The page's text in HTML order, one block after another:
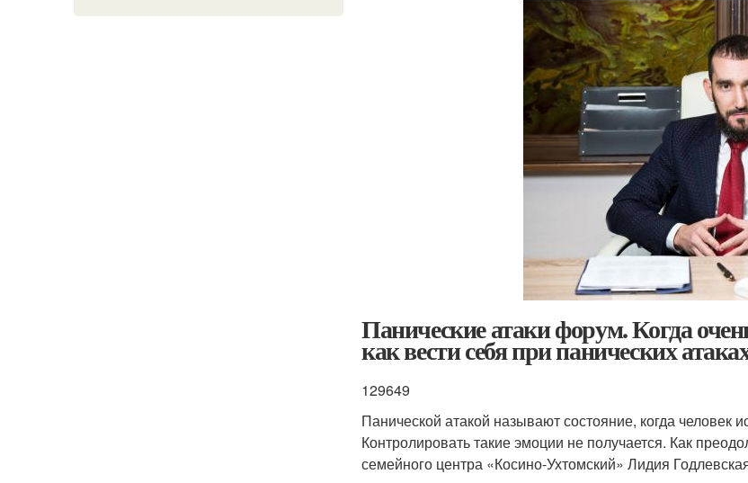
Панические атаки форум. Когда
как вести себя при панических
129649
Панической атакой называют состояние, когда человек
Контролировать такие эмоции не получается. Как
семейного центра «Косино-Ухтомский» Лидия